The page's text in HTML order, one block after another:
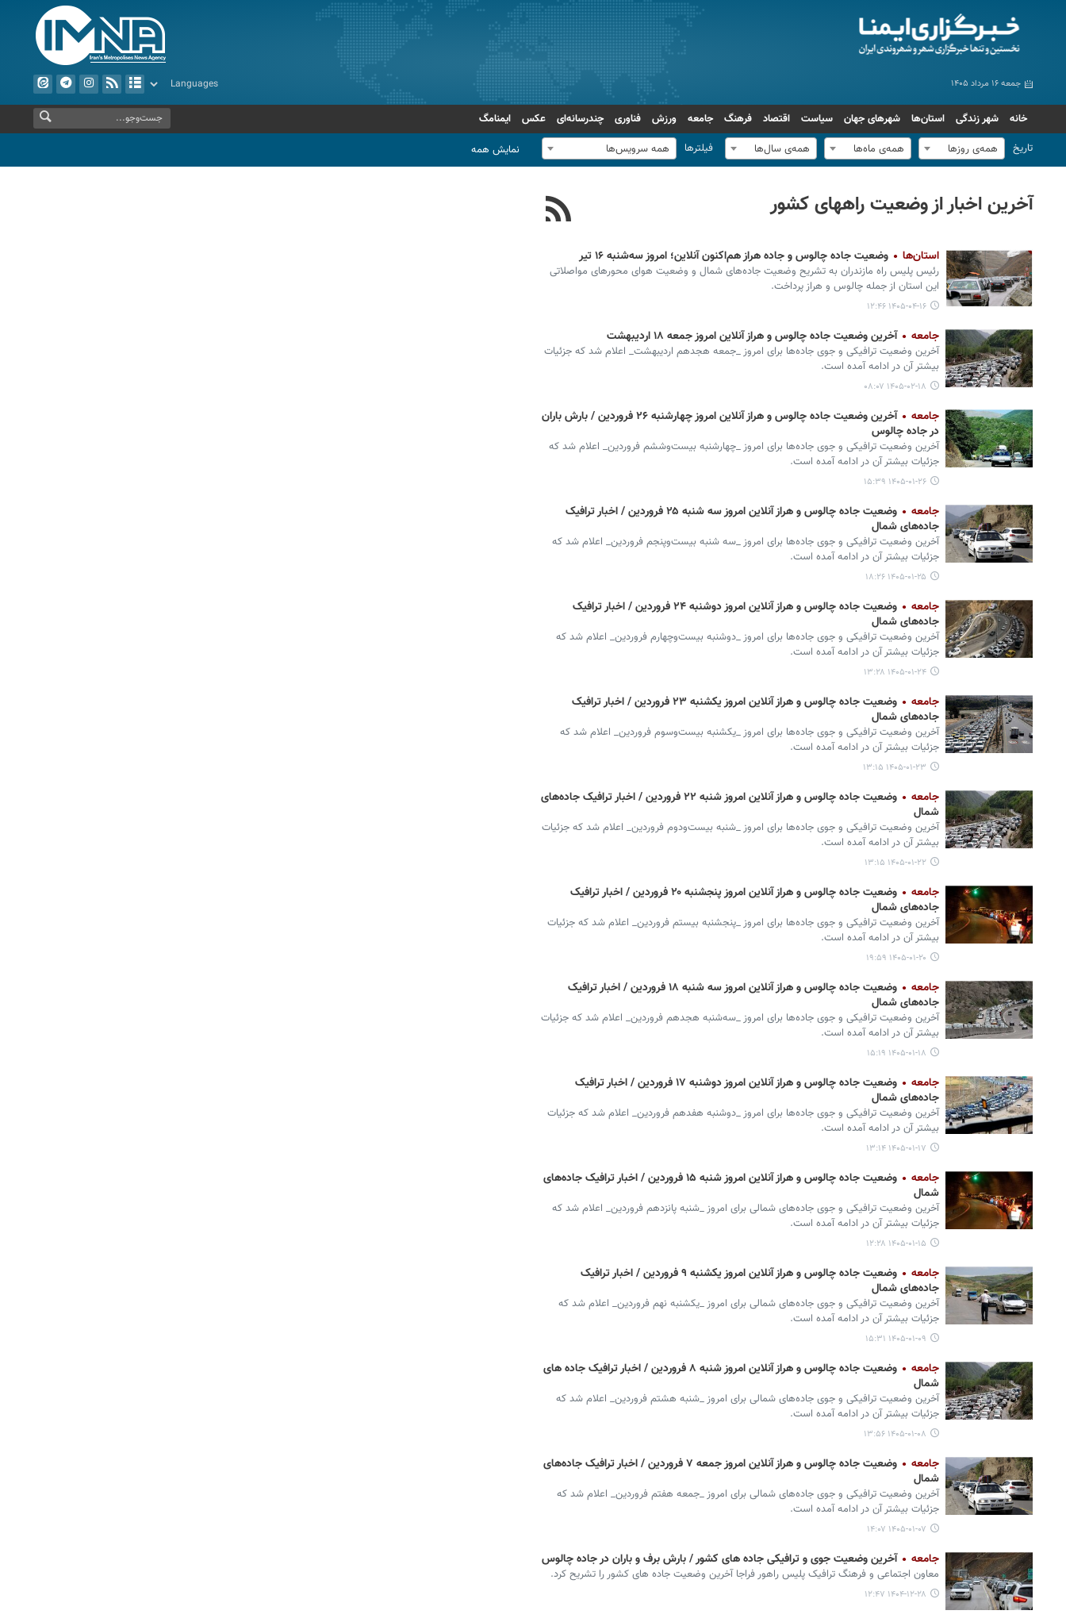
جمعه ۱۶ مرداد ۱۴۰۵
خانه شهر زندگی استان‌ها شهرهای جهان سیاست اقتصاد فرهنگ جامعه ورزش فناوری چندرسانه‌ای عکس
ایمنامگ
تاریخ
همه‌ی روزها همه‌ی ماه‌ها همه‌ی سال‌ها فیلترها همه سرویس‌ها نمایش همه
آخرین اخبار از وضعیت راههای کشور
استان‌ها وضعیت جاده چالوس و جاده هراز هم‌اکنون آنلاین؛ امروز سه‌شنبه ۱۶ تیر
رئیس پلیس راه مازندران به تشریح وضعیت جاده‌های شمال و وضعیت هوای محورهای مواصلاتی
این استان از جمله چالوس و هراز پرداخت.
۱۴۰۵-۰۴-۱۶ ۱۲:۴۶
جامعه آخرین وضعیت جاده چالوس و هراز آنلاین امروز جمعه ۱۸ اردیبهشت
آخرین وضعیت ترافیکی و جوی جاده‌ها برای امروز _جمعه هجدهم اردیبهشت_ اعلام شد که جزئیات
بیشتر آن در ادامه آمده است.
۱۴۰۵-۰۲-۱۸ ۰۸:۰۷
جامعه
آخرین وضعیت جاده چالوس و هراز آنلاین امروز چهارشنبه ۲۶ فروردین / بارش باران
در جاده چالوس
آخرین وضعیت ترافیکی و جوی جاده‌ها برای امروز _چهارشنبه بیست‌وششم فروردین_ اعلام شد که
جزئیات بیشتر آن در ادامه آمده است.
۱۴۰۵-۰۱-۲۶ ۱۵:۳۹
جامعه
وضعیت جاده چالوس و هراز آنلاین امروز سه شنبه ۲۵ فروردین / اخبار ترافیک
جاده‌های شمال
آخرین وضعیت ترافیکی و جوی جاده‌ها برای امروز _سه شنبه بیست‌وپنجم فروردین_ اعلام شد که
جزئیات بیشتر آن در ادامه آمده است.
۱۴۰۵-۰۱-۲۵ ۱۸:۲۶
جامعه
وضعیت جاده چالوس و هراز آنلاین امروز دوشنبه ۲۴ فروردین / اخبار ترافیک
جاده‌های شمال
آخرین وضعیت ترافیکی و جوی جاده‌ها برای امروز _دوشنبه بیست‌وچهارم فروردین_ اعلام شد که
جزئیات بیشتر آن در ادامه آمده است.
۱۴۰۵-۰۱-۲۴ ۱۳:۲۸
جامعه
وضعیت جاده چالوس و هراز آنلاین امروز یکشنبه ۲۳ فروردین / اخبار ترافیک
جاده‌های شمال
آخرین وضعیت ترافیکی و جوی جاده‌ها برای امروز _یکشنبه بیست‌وسوم فروردین_ اعلام شد که
جزئیات بیشتر آن در ادامه آمده است.
۱۴۰۵-۰۱-۲۳ ۱۳:۱۵
جامعه
وضعیت جاده چالوس و هراز آنلاین امروز شنبه ۲۲ فروردین / اخبار ترافیک جاده‌های
شمال
آخرین وضعیت ترافیکی و جوی جاده‌ها برای امروز _شنبه بیست‌ودوم فروردین_ اعلام شد که جزئیات
بیشتر آن در ادامه آمده است.
۱۴۰۵-۰۱-۲۲ ۱۳:۱۵
جامعه
وضعیت جاده چالوس و هراز آنلاین امروز پنجشنبه ۲۰ فروردین / اخبار ترافیک
جاده‌های شمال
آخرین وضعیت ترافیکی و جوی جاده‌ها برای امروز _پنجشنبه بیستم فروردین_ اعلام شد که جزئیات
بیشتر آن در ادامه آمده است.
۱۴۰۵-۰۱-۲۰ ۱۹:۵۹
جامعه
وضعیت جاده چالوس و هراز آنلاین امروز سه شنبه ۱۸ فروردین / اخبار ترافیک
جاده‌های شمال
آخرین وضعیت ترافیکی و جوی جاده‌ها برای امروز _سه‌شنبه هجدهم فروردین_ اعلام شد که جزئیات
بیشتر آن در ادامه آمده است.
۱۴۰۵-۰۱-۱۸ ۱۵:۱۹
جامعه
وضعیت جاده چالوس و هراز آنلاین امروز دوشنبه ۱۷ فروردین / اخبار ترافیک
جاده‌های شمال
آخرین وضعیت ترافیکی و جوی جاده‌ها برای امروز _دوشنبه هفدهم فروردین_ اعلام شد که جزئیات
بیشتر آن در ادامه آمده است.
۱۴۰۵-۰۱-۱۷ ۱۳:۱۴
جامعه
وضعیت جاده چالوس و هراز آنلاین امروز شنبه ۱۵ فروردین / اخبار ترافیک جاده‌های
شمال
آخرین وضعیت ترافیکی و جوی جاده‌های شمالی برای امروز _شنبه پانزدهم فروردین_ اعلام شد که
جزئیات بیشتر آن در ادامه آمده است.
۱۴۰۵-۰۱-۱۵ ۱۲:۲۸
جامعه
وضعیت جاده چالوس و هراز آنلاین امروز یکشنبه ۹ فروردین / اخبار ترافیک
جاده‌های شمال
آخرین وضعیت ترافیکی و جوی جاده‌های شمالی برای امروز _یکشنبه نهم فروردین_ اعلام شد که
جزئیات بیشتر آن در ادامه آمده است.
۱۴۰۵-۰۱-۰۹ ۱۵:۳۱
جامعه
وضعیت جاده چالوس و هراز آنلاین امروز شنبه ۸ فروردین / اخبار ترافیک جاده های
شمال
آخرین وضعیت ترافیکی و جوی جاده‌های شمالی برای امروز _شنبه هشتم فروردین_ اعلام شد که
جزئیات بیشتر آن در ادامه آمده است.
۱۴۰۵-۰۱-۰۸ ۱۳:۵۶
جامعه
وضعیت جاده چالوس و هراز آنلاین امروز جمعه ۷ فروردین / اخبار ترافیک جاده‌های
شمال
آخرین وضعیت ترافیکی و جوی جاده‌های شمالی برای امروز _جمعه هفتم فروردین_ اعلام شد که
جزئیات بیشتر آن در ادامه آمده است.
۱۴۰۵-۰۱-۰۷ ۱۴:۰۷
جامعه آخرین وضعیت جوی و ترافیکی جاده های کشور / بارش برف و باران در جاده چالوس
معاون اجتماعی و فرهنگ ترافیک پلیس راهور فراجا آخرین وضعیت جاده های کشور را تشریح کرد.
۱۴۰۴-۱۲-۲۸ ۱۲:۴۷